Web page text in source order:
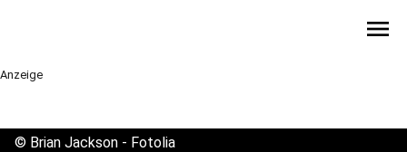
menu
Anzeige
© Brian Jackson - Fotolia